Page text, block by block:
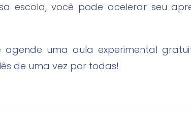
escola, você pode acelerar seu
agende uma aula experimental
de uma vez por todas!